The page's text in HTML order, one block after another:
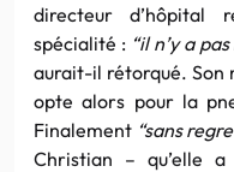
directeur d’hôpital
spécialité : “il n’y a
aurait-il rétorqué. Son
opte alors pour la
Finalement “sans
Christian – qu’elle